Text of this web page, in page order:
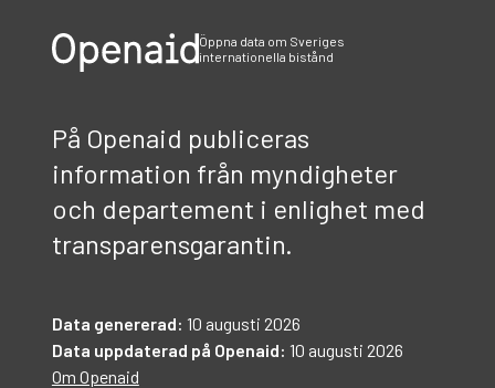
Öppna data om Sveriges
internationella bistånd
På Openaid publiceras
information från myndigheter
och departement i enlighet med
transparensgarantin.
Data genererad: 10 augusti 2026
Data uppdaterad på Openaid: 10 augusti 2026
Om Openaid